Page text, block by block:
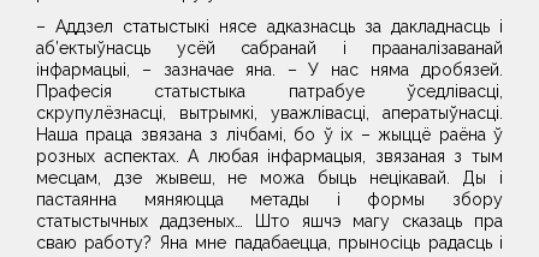
– Аддзел статыстыкі нясе адказнасць за дакладнасць і
аб’ектыўнасць усёй сабранай і прааналізаванай
інфармацыі, – зазначае яна. – У нас няма дробязей.
Прафесія статыстыка патрабуе ўседлівасці,
скрупулёзнасці, вытрымкі, уважлівасці, аператыўнасці.
Наша праца звязана з лічбамі, бо ў іх – жыццё раёна ў
розных аспектах. А любая інфармацыя, звязаная з тым
месцам, дзе жывеш, не можа быць нецікавай. Ды і
пастаянна мяняюцца метады і формы збору
статыстычных дадзеных… Што яшчэ магу сказаць пра
сваю работу? Яна мне падабаецца, прыносіць радасць і